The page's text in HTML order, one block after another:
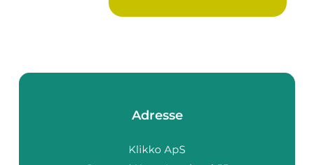
Adresse